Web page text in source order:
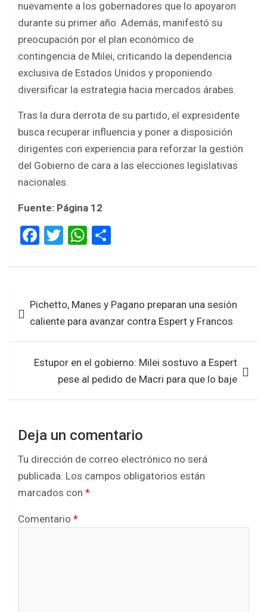
nuevamente a los gobernadores que lo apoyaron
durante su primer año. Además, manifestó su
preocupación por el plan económico de
contingencia de Milei, criticando la dependencia
exclusiva de Estados Unidos y proponiendo
diversificar la estrategia hacia mercados árabes.
Tras la dura derrota de su partido, el expresidente
busca recuperar influencia y poner a disposición
dirigentes con experiencia para reforzar la gestión
del Gobierno de cara a las elecciones legislativas
nacionales.
Fuente: Página 12
F
ce
o
o
k
T
tt
W
at
A
p
p
ar
de
entradas
Pichetto, Manes y Pagano preparan una sesión
caliente para avanzar contra Espert y Francos
Estupor en el gobierno: Milei sostuvo a Espert
pese al pedido de Macri para que lo baje
Deja un comentario
Tu dirección de correo electrónico no será
publicada. Los campos obligatorios están
marcados con *
Comentario *